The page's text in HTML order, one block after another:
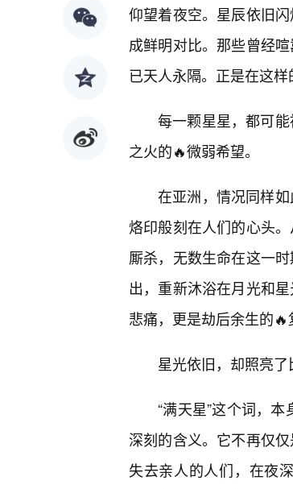
仰望着夜空。星辰依旧
成鲜明对比。那些曾经
已天人永隔。正是在这
每一颗星星，都可
之火的🔥微弱希望。
在亚洲，情况同样
烙印般刻在人们的心头
厮杀，无数生命在这一
出，重新沐浴在月光和
悲痛，更是劫后余生的🔥
星光依旧，却照亮了
“满天星”这个词，
深刻的含义。它不再仅
失去亲人的人们，在夜